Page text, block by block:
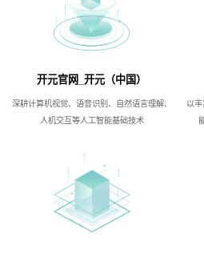
开元官网_开元（中国）
深耕计算机视觉、语音识别、自然语言理解、
人机交互等人工智能基础技术
以